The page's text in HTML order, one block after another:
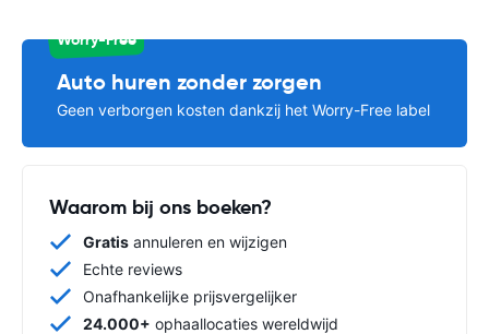
Worry-Free
Auto huren zonder zorgen
Geen verborgen kosten dankzij het Worry-Free label
Waarom bij ons boeken?
Gratis annuleren en wijzigen
Echte reviews
Onafhankelijke prijsvergelijker
24.000+ ophaallocaties wereldwijd